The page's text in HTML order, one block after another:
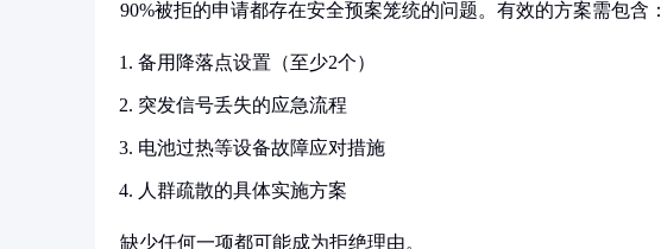
90%被拒的申请都存在安全预案笼统的问题。有效的方案需包含：
备用降落点设置（至少2个）
突发信号丢失的应急流程
电池过热等设备故障应对措施
人群疏散的具体实施方案
缺少任何一项都可能成为拒绝理由。